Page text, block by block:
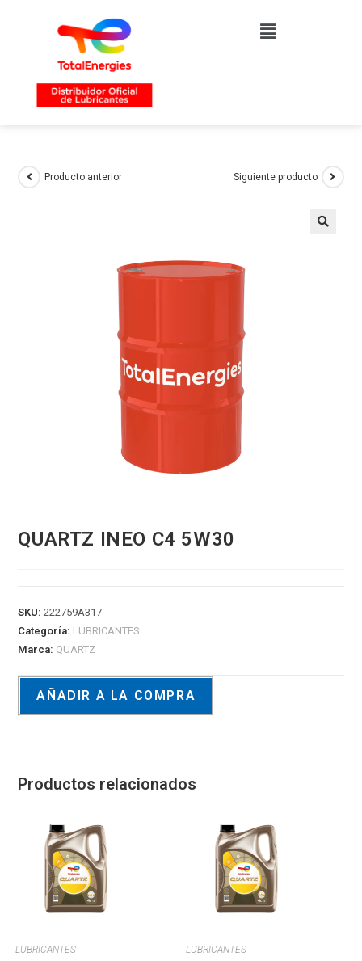
Producto anterior Siguiente producto
QUARTZ INEO C4 5W30
SKU:222759A317
Categoría: LUBRICANTES
Marca: QUARTZ
AÑADIR A LA COMPRA
Productos relacionados
LUBRICANTES LUBRICANTES